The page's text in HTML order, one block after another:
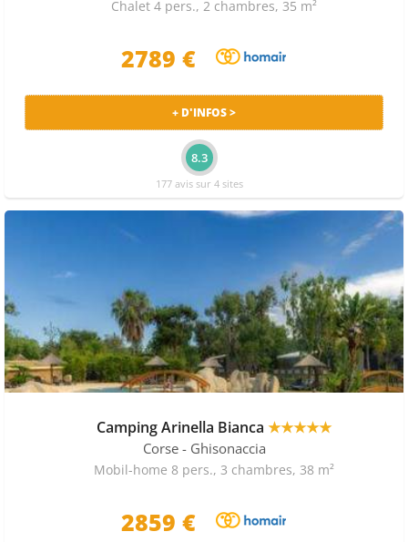
Chalet 4 pers., 2 chambres, 35 m²
2789 €
+ D'INFOS >
8.3
177 avis sur 4 sites
Camping Arinella Bianca ★★★★★
Corse - Ghisonaccia
Mobil-home 8 pers., 3 chambres, 38 m²
2859 €